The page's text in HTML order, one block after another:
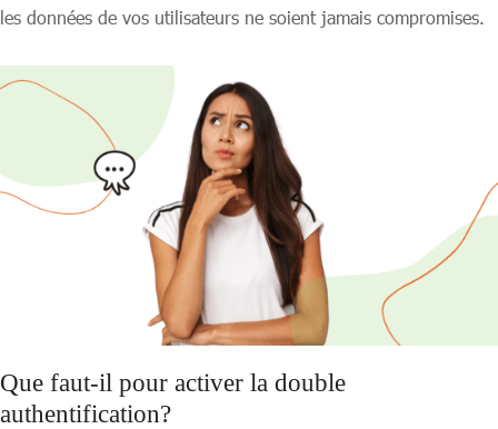
les données de vos utilisateurs ne soient jamais compromises.
Que faut-il pour activer la double
authentification?